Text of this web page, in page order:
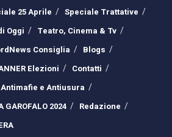
25 Aprile
Speciale Trattative
Oggi
Teatro, Cinema & Tv
Consiglia
Blogs
Elezioni
Contatti
Antimafie e Antiusura
GAROFALO 2024
Redazione